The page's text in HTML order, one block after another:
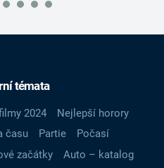
témata
2024
Nejlepší horory
času Partie
Počasí
začátky
Auto – katalog